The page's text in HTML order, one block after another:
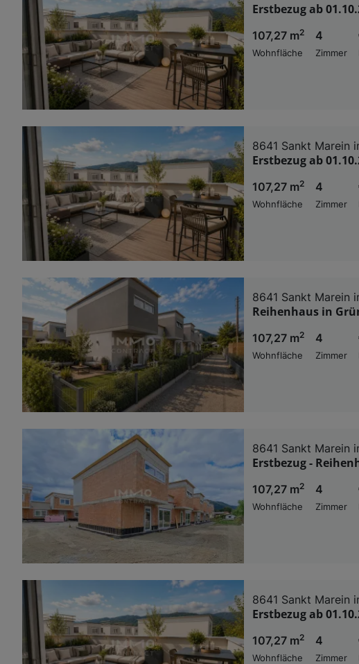
Erstbezug ab
107,27 m2
Wohnfläche
4
Zimmer
8641 Sankt Marein
Erstbezug ab
107,27 m2
Wohnfläche
4
Zimmer
8641 Sankt Marein
Reihenhaus in
107,27 m2
Wohnfläche
4
Zimmer
8641 Sankt Marein
Erstbezug -
107,27 m2
Wohnfläche
4
Zimmer
8641 Sankt Marein
Erstbezug ab
107,27 m2
Wohnfläche
4
Zimmer